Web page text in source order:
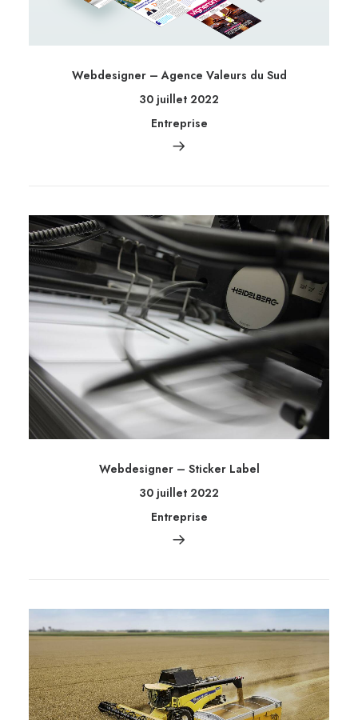
Webdesigner – Agence Valeurs du Sud
30 juillet 2022
Entreprise
Webdesigner – Sticker Label
30 juillet 2022
Entreprise